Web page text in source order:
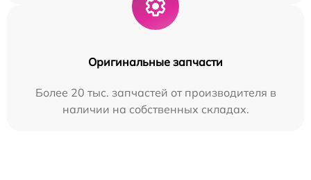
Оригинальные запчасти
Более 20 тыс. запчастей от производителя в
наличии на собственных складах.